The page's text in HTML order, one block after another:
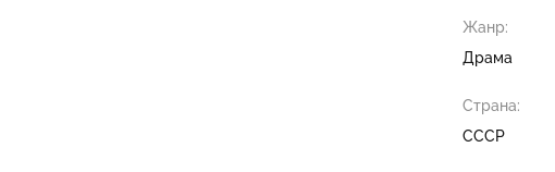
Жанр:
Драма
Страна:
СССР